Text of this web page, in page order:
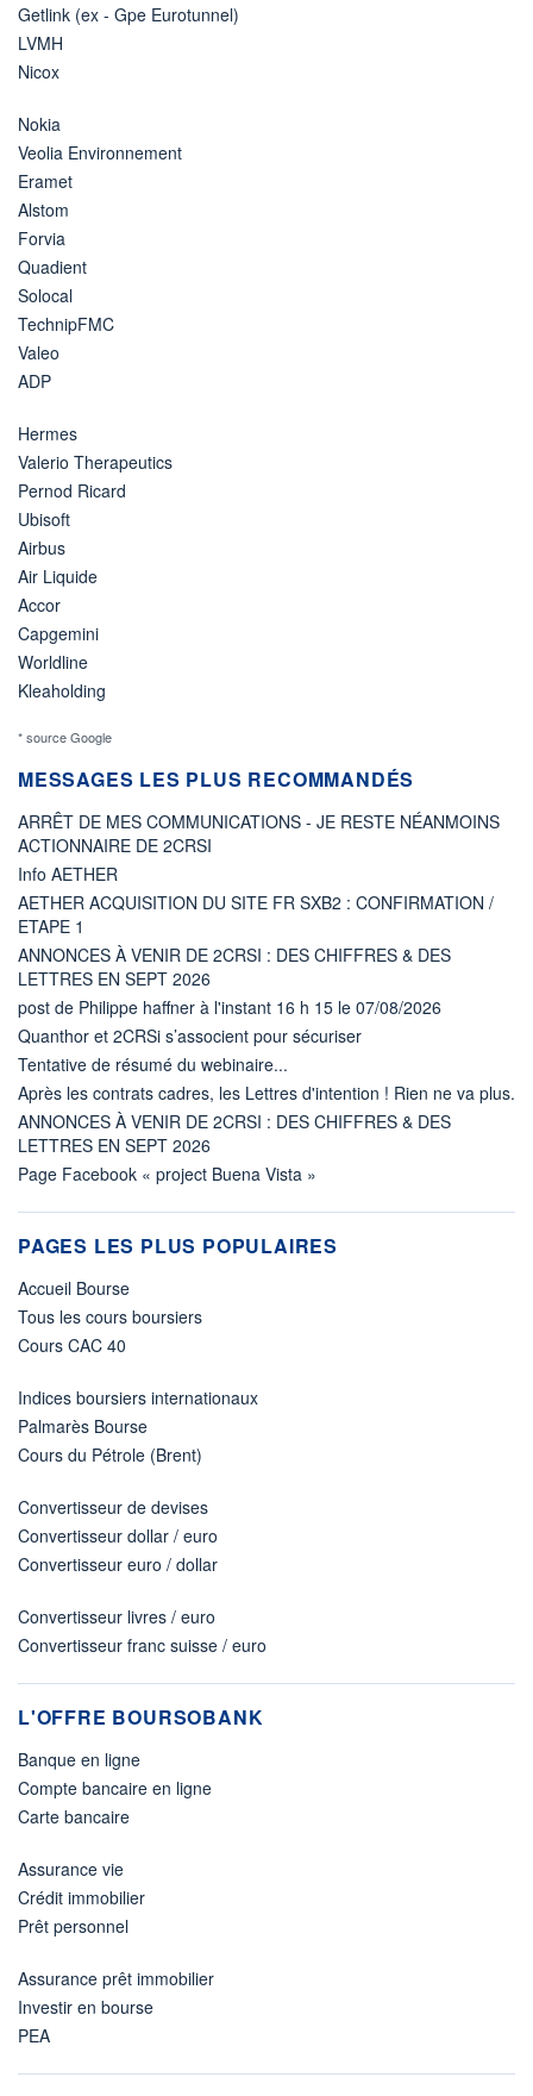
Getlink (ex - Gpe Eurotunnel)
LVMH
Nicox
Nokia
Veolia Environnement
Eramet
Alstom
Forvia
Quadient
Solocal
TechnipFMC
Valeo
ADP
Hermes
Valerio Therapeutics
Pernod Ricard
Ubisoft
Airbus
Air Liquide
Accor
Capgemini
Worldline
Kleaholding
* source Google
MESSAGES LES PLUS RECOMMANDÉS
ARRÊT DE MES COMMUNICATIONS - JE RESTE NÉANMOINS
ACTIONNAIRE DE 2CRSI
Info AETHER
AETHER ACQUISITION DU SITE FR SXB2 : CONFIRMATION /
ETAPE 1
ANNONCES À VENIR DE 2CRSI : DES CHIFFRES & DES
LETTRES EN SEPT 2026
post de Philippe haffner à l'instant 16 h 15 le 07/08/2026
Quanthor et 2CRSi s’associent pour sécuriser
Tentative de résumé du webinaire...
Après les contrats cadres, les Lettres d'intention ! Rien ne va plus.
ANNONCES À VENIR DE 2CRSI : DES CHIFFRES & DES
LETTRES EN SEPT 2026
Page Facebook « project Buena Vista »
PAGES LES PLUS POPULAIRES
Accueil Bourse
Tous les cours boursiers
Cours CAC 40
Indices boursiers internationaux
Palmarès Bourse
Cours du Pétrole (Brent)
Convertisseur de devises
Convertisseur dollar / euro
Convertisseur euro / dollar
Convertisseur livres / euro
Convertisseur franc suisse / euro
L'OFFRE BOURSOBANK
Banque en ligne
Compte bancaire en ligne
Carte bancaire
Assurance vie
Crédit immobilier
Prêt personnel
Assurance prêt immobilier
Investir en bourse
PEA